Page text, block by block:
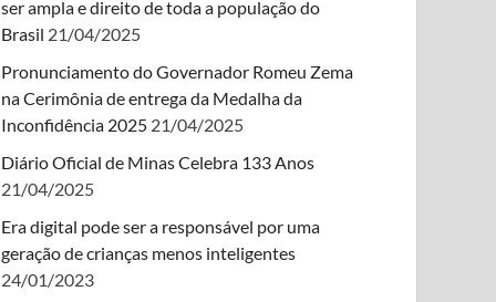
ser ampla e direito de toda a população do
Brasil 21/04/2025
Pronunciamento do Governador Romeu Zema
na Cerimônia de entrega da Medalha da
Inconfidência 2025 21/04/2025
Diário Oficial de Minas Celebra 133 Anos
21/04/2025
Era digital pode ser a responsável por uma
geração de crianças menos inteligentes
24/01/2023